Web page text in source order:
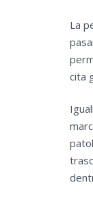
La
cita